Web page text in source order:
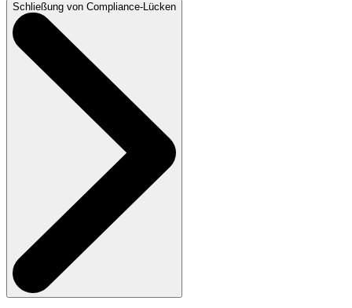
Schließung von Compliance-Lücken